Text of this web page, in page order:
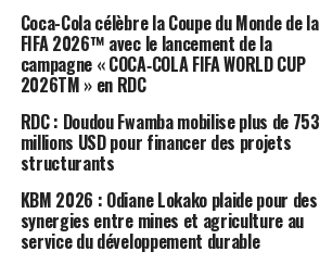
Coca-Cola célèbre la Coupe du Monde de la
FIFA 2026™ avec le lancement de la
campagne « COCA‑COLA FIFA WORLD CUP
2026TM » en RDC
RDC : Doudou Fwamba mobilise plus de 753
millions USD pour financer des projets
structurants
KBM 2026 : Odiane Lokako plaide pour des
synergies entre mines et agriculture au
service du développement durable